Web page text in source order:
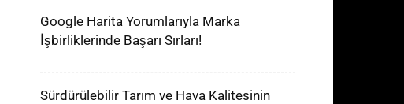
Google Harita Yorumlarıyla Marka
İşbirliklerinde Başarı Sırları!
Sürdürülebilir Tarım ve Hava Kalitesinin